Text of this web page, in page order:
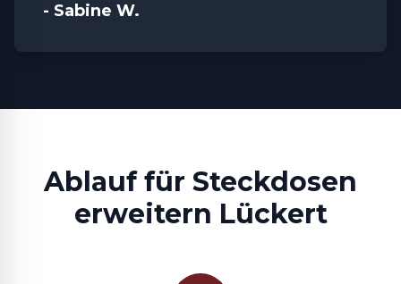
- Sabine W.
Ablauf für Steckdosen
erweitern Lückert